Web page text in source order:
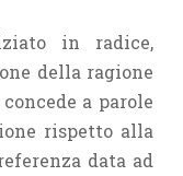
in radice,
della ragione
a parole
rispetto alla
data ad